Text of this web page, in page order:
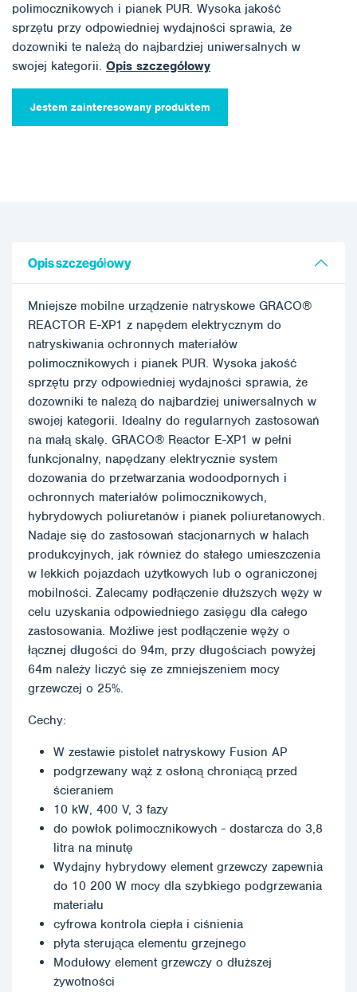
polimocznikowych i pianek PUR. Wysoka jakość
sprzętu przy odpowiedniej wydajności sprawia, że
dozowniki te należą do najbardziej uniwersalnych w
swojej kategorii. Opis szczegółowy
Jestem zainteresowany produktem
Opis szczegółowy
Mniejsze mobilne urządzenie natryskowe GRACO®
REACTOR E-XP1 z napędem elektrycznym do
natryskiwania ochronnych materiałów
polimocznikowych i pianek PUR. Wysoka jakość
sprzętu przy odpowiedniej wydajności sprawia, że
dozowniki te należą do najbardziej uniwersalnych w
swojej kategorii. Idealny do regularnych zastosowań
na małą skalę. GRACO® Reactor E-XP1 w pełni
funkcjonalny, napędzany elektrycznie system
dozowania do przetwarzania wodoodpornych i
ochronnych materiałów polimocznikowych,
hybrydowych poliuretanów i pianek poliuretanowych.
Nadaje się do zastosowań stacjonarnych w halach
produkcyjnych, jak również do stałego umieszczenia
w lekkich pojazdach użytkowych lub o ograniczonej
mobilności. Zalecamy podłączenie dłuższych węży w
celu uzyskania odpowiedniego zasięgu dla całego
zastosowania. Możliwe jest podłączenie węży o
łącznej długości do 94m, przy długościach powyżej
64m należy liczyć się ze zmniejszeniem mocy
grzewczej o 25%.
Cechy:
W zestawie pistolet natryskowy Fusion AP
podgrzewany wąż z osłoną chroniącą przed
ścieraniem
10 kW, 400 V, 3 fazy
do powłok polimocznikowych - dostarcza do 3,8
litra na minutę
Wydajny hybrydowy element grzewczy zapewnia
do 10 200 W mocy dla szybkiego podgrzewania
materiału
cyfrowa kontrola ciepła i ciśnienia
płyta sterująca elementu grzejnego
Modułowy element grzewczy o dłuższej
żywotności